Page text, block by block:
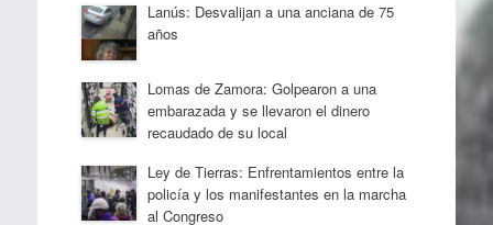
Lanús: Desvalijan a una anciana de 75
años
Lomas de Zamora: Golpearon a una
embarazada y se llevaron el dinero
recaudado de su local
Ley de Tierras: Enfrentamientos entre la
policía y los manifestantes en la marcha
al Congreso